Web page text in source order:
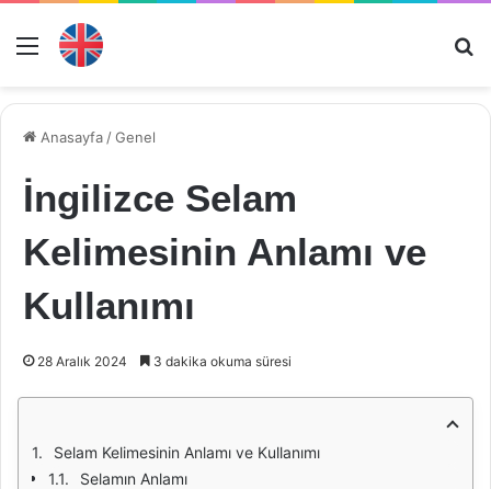
Menü
Anasayfa /Genel
İngilizce Selam
Kelimesinin Anlamı ve
Kullanımı
28 Aralık 2024 3 dakika okuma süresi
Selam Kelimesinin Anlamı ve Kullanımı
Selamın Anlamı